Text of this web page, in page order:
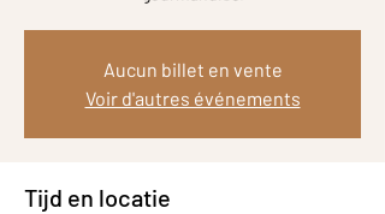
Aucun billet en vente
Voir d'autres événements
Tijd en locatie